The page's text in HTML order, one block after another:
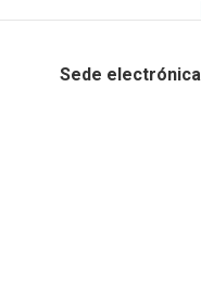
Sede electrónica